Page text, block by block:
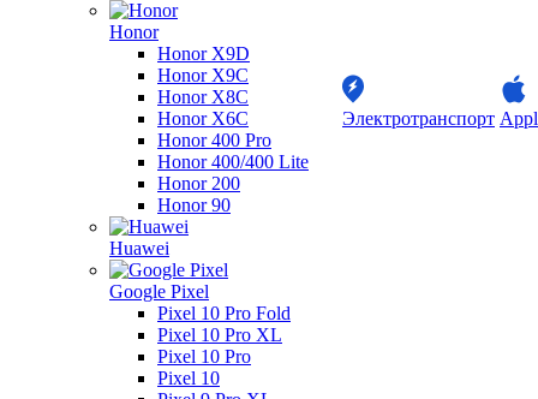
Honor
Honor X9D
Honor X9C
Honor X8C
Honor X6C
Honor 400 Pro
Honor 400/400 Lite
Honor 200
Honor 90
Huawei
Google Pixel
Pixel 10 Pro Fold
Pixel 10 Pro XL
Pixel 10 Pro
Pixel 10
Электротранспорт